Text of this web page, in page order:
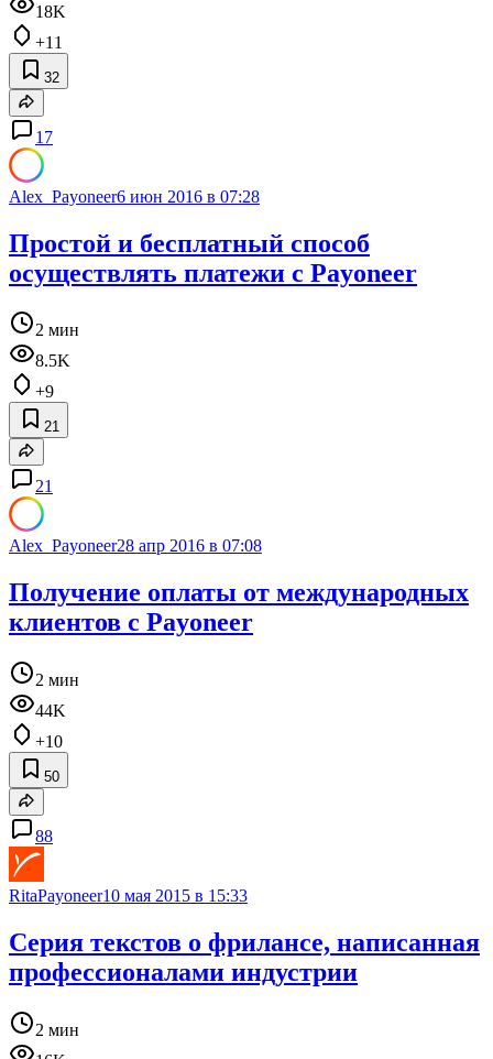
18K
+11
32
17
Alex_Payoneer6 июн 2016 в 07:28
Простой и бесплатный способ
осуществлять платежи с Payoneer
2 мин
8.5K
+9
21
21
Alex_Payoneer28 апр 2016 в 07:08
Получение оплаты от международных
клиентов с Payoneer
2 мин
44K
+10
50
88
RitaPayoneer10 мая 2015 в 15:33
Серия текстов о фрилансе, написанная
профессионалами индустрии
2 мин